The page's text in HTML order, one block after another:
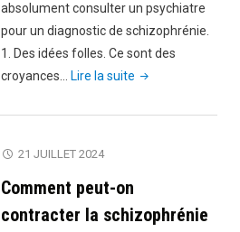
absolument consulter un psychiatre
pour un diagnostic de schizophrénie.
1. Des idées folles. Ce sont des
croyances…
Lire la suite "7
qu’une
schizophrénie"
21 JUILLET 2024
Comment peut-on
contracter la schizophrénie